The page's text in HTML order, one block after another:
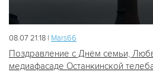
08.07 21:18 | Mars66
Поздравление с Днём семьи,
медиафасаде Останкинской